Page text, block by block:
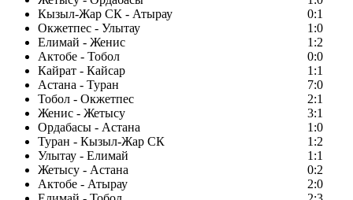
Кызыл-Жар СК - Атырау
0:1
Окжетпес - Улытау
1:0
Елимай - Женис
1:2
Актобе - Тобол
0:0
Кайрат - Кайсар
1:1
Астана - Туран
7:0
Тобол - Окжетпес
2:1
Женис - Жетысу
3:1
Ордабасы - Астана
1:0
Туран - Кызыл-Жар СК
1:2
Улытау - Елимай
1:1
Жетысу - Астана
0:2
Актобе - Атырау
2:0